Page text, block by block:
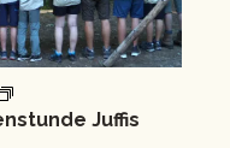
Juffis
Pfadfinder
Gruppenstunde